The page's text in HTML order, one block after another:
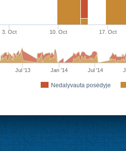
3. Oct 10. Oct 17. Oct
Nedalyvauta posėdyje
Jul '13 Jan '14 Jul '14